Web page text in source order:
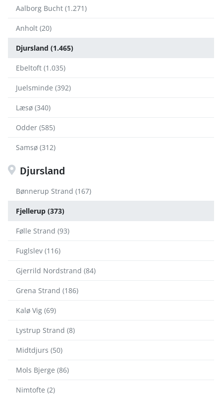
Aalborg Bucht (1.271)
Anholt (20)
Djursland (1.465)
Ebeltoft (1.035)
Juelsminde (392)
Læsø (340)
Odder (585)
Samsø (312)
Djursland
Bønnerup Strand (167)
Fjellerup (373)
Følle Strand (93)
Fuglslev (116)
Gjerrild Nordstrand (84)
Grena Strand (186)
Kalø Vig (69)
Lystrup Strand (8)
Midtdjurs (50)
Mols Bjerge (86)
Nimtofte (2)